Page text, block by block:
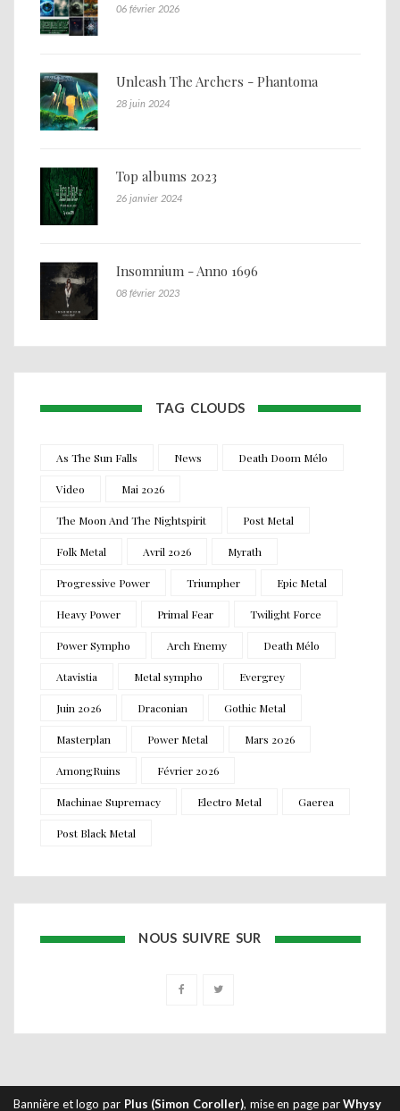
06 février 2026
Unleash The Archers - Phantoma
28 juin 2024
Top albums 2023
26 janvier 2024
Insomnium - Anno 1696
08 février 2023
TAG CLOUDS
As The Sun Falls News Death Doom Mélo
Video Mai 2026
The Moon And The Nightspirit Post Metal
Folk Metal Avril 2026 Myrath
Progressive Power Triumpher Epic Metal
Heavy Power Primal Fear Twilight Force
Power Sympho Arch Enemy Death Mélo
Atavistia Metal sympho Evergrey
Juin 2026 Draconian Gothic Metal
Masterplan Power Metal Mars 2026
AmongRuins Février 2026
Machinae Supremacy Electro Metal Gaerea
Post Black Metal
NOUS SUIVRE SUR
Bannière et logo par Plus (Simon Coroller), mise en page parWhysy